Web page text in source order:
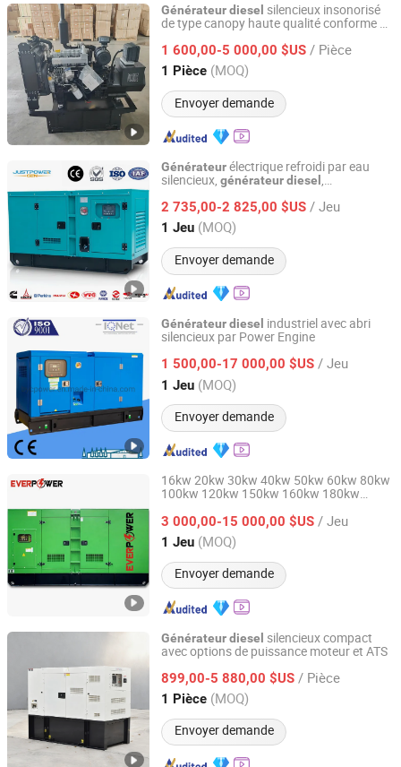
Générateurdiesel silencieux insonorisé
de type canopy haute qualité conforme à
60kVA
1 600,00-5 000,00 $US / Pièce
1 Pièce (MOQ)
Envoyer demande
Shandong Yunnei Power Co., Ltd.
Shandong, China Depuis 2022
Générateurélectrique refroidi par eau
silencieux, générateurdiesel ,
2 735,00-2 825,00 $US / Jeu
1 Jeu (MOQ)
Envoyer demande
Justpower Equipment (Fuan) Co., Ltd.
Fujian, China Depuis 2023
Générateurdiesel industriel avec abri
silencieux par Power Engine
1 500,00-17 000,00 $US / Jeu
1 Jeu (MOQ)
Envoyer demande
FUAN BOYUAN POWER MACHINERY CO., LTD.
Fujian, China Depuis 2015
16kw 20kw 30kw 40kw 50kw 60kw 80kw
100kw 120kw 150kw 160kw 180kw
Denyo ensemble Cummins Perkins
Yanmar Yangdong FAW Ricardo CE
3 000,00-15 000,00 $US / Jeu
1 Jeu (MOQ)
Envoyer demande
Jiangsu Ever Power Technology Co., Ltd.
Jiangsu, China Depuis 2023
Générateurdiesel silencieux compact
avec options de puissance moteur et ATS
899,00-5 880,00 $US / Pièce
1 Pièce (MOQ)
Envoyer demande
Dian Bida Power Equipment (Jiangsu) Co., Ltd
Jiangsu, China Depuis 2026